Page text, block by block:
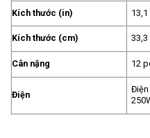
Kích thước (in) 13,1
Kích thước (cm) 33,3
Cân nặng 12
Điện
Điện